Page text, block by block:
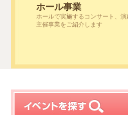
ホール事業
ホールで実施するコンサート、
主催事業をご紹介します